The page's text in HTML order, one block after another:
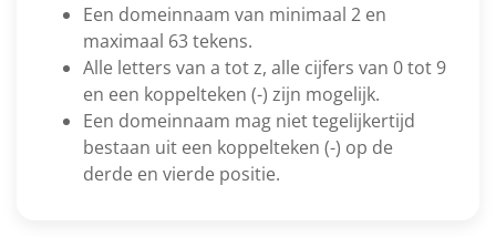
Een domeinnaam van minimaal 2 en
maximaal 63 tekens.
Alle letters van a tot z, alle cijfers van 0 tot 9
en een koppelteken (-) zijn mogelijk.
Een domeinnaam mag niet tegelijkertijd
bestaan uit een koppelteken (-) op de
derde en vierde positie.